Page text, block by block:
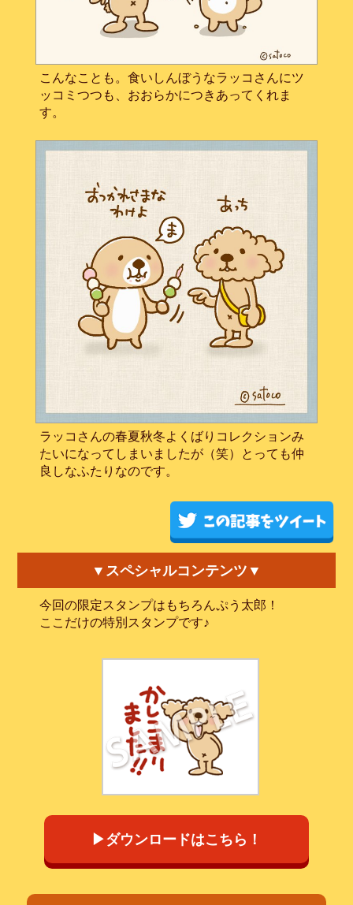
こんなことも。食いしんぼうなラッコさんにツ
ッコミつつも、おおらかにつきあってくれま
す。
ラッコさんの春夏秋冬よくばりコレクションみ
たいになってしまいましたが（笑）とっても仲
良しなふたりなのです。
▼スペシャルコンテンツ▼
今回の限定スタンプはもちろんぷう太郎！
ここだけの特別スタンプです♪
▶ダウンロードはこちら！